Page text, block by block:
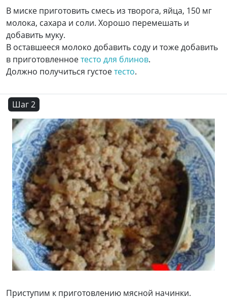
В миске приготовить смесь из творога, яйца, 150 мг
молока, сахара и соли. Хорошо перемешать и
добавить муку.
В оставшееся молоко добавить соду и тоже добавить
в приготовленноетесто для блинов.
Должно получиться густоетесто.
Шаг 2
Приступим к приготовлению мясной начинки.